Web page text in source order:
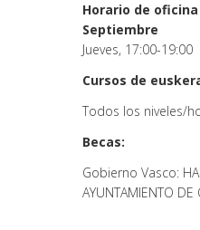
Horario de oficina
Septiembre
Jueves, 17:00-19:00
Cursos de
Todos los niveles/
Becas:
Gobierno Vasco:
AYUNTAMIENTO DE